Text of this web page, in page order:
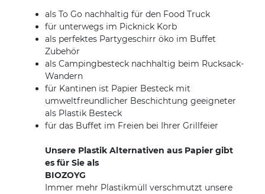
als To Go nachhaltig für den Food Truck
für unterwegs im Picknick Korb
als perfektes Partygeschirr öko im Buffet
Zubehör
als Campingbesteck nachhaltig beim Rucksack-
Wandern
für Kantinen ist Papier Besteck mit
umweltfreundlicher Beschichtung geeigneter
als Plastik Besteck
für das Buffet im Freien bei Ihrer Grillfeier
Unsere Plastik Alternativen aus Papier gibt
es für Sie als
BIOZOYG
Immer mehr Plastikmüll verschmutzt unsere